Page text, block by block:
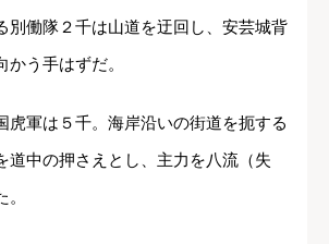
別働隊２千は山道を迂回し、安芸城背
う手はずだ。
軍は５千。海岸沿いの街道を扼する
道中の押さえとし、主力を八流（失